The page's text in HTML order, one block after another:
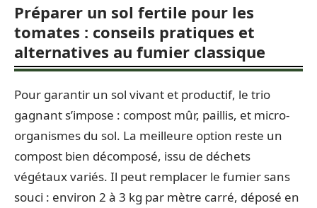
Préparer un sol fertile pour les
tomates : conseils pratiques et
alternatives au fumier classique
Pour garantir un sol vivant et productif, le trio
gagnant s’impose : compost mûr, paillis, et micro-
organismes du sol. La meilleure option reste un
compost bien décomposé, issu de déchets
végétaux variés. Il peut remplacer le fumier sans
souci : environ 2 à 3 kg par mètre carré, déposé en